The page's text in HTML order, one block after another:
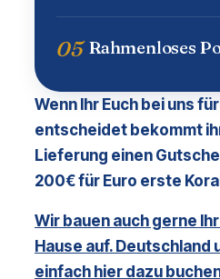
05 Rahmenloses
Wenn Ihr Euch bei uns
entscheidet bekommt
Lieferung einen
200€ für Euro erste
Wir bauen auch gerne
Hause auf. Deutschland
einfach hier dazu